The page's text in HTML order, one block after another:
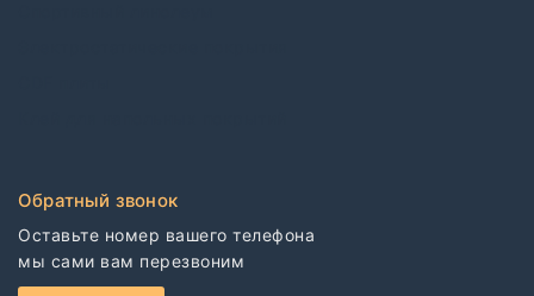
Обратный звонок
Оставьте номер вашего телефона
мы сами вам перезвоним